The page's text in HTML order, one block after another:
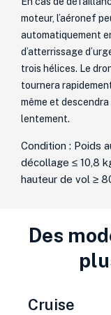
moteur, l’aéronef
automatiquement
d’atterrissage
trois hélices. Le
tournera
même et descendra
lentement.
Condition : Poids
décollage ≤ 10,8
hauteur de vol ≥
Des
Cruise